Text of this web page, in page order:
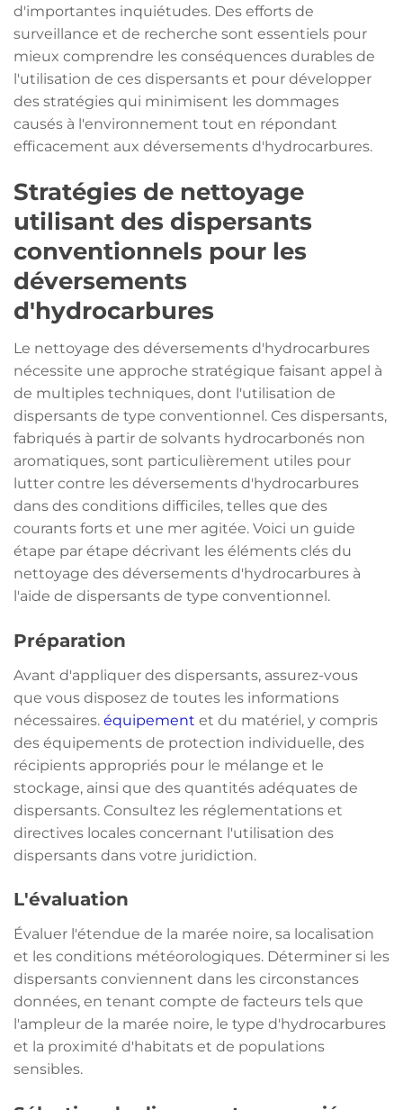
d'importantes inquiétudes. Des efforts de
surveillance et de recherche sont essentiels pour
mieux comprendre les conséquences durables de
l'utilisation de ces dispersants et pour développer
des stratégies qui minimisent les dommages
causés à l'environnement tout en répondant
efficacement aux déversements d'hydrocarbures.
Stratégies de nettoyage
utilisant des dispersants
conventionnels pour les
déversements
d'hydrocarbures
Le nettoyage des déversements d'hydrocarbures
nécessite une approche stratégique faisant appel à
de multiples techniques, dont l'utilisation de
dispersants de type conventionnel. Ces dispersants,
fabriqués à partir de solvants hydrocarbonés non
aromatiques, sont particulièrement utiles pour
lutter contre les déversements d'hydrocarbures
dans des conditions difficiles, telles que des
courants forts et une mer agitée. Voici un guide
étape par étape décrivant les éléments clés du
nettoyage des déversements d'hydrocarbures à
l'aide de dispersants de type conventionnel.
Préparation
Avant d'appliquer des dispersants, assurez-vous
que vous disposez de toutes les informations
nécessaires. équipement et du matériel, y compris
des équipements de protection individuelle, des
récipients appropriés pour le mélange et le
stockage, ainsi que des quantités adéquates de
dispersants. Consultez les réglementations et
directives locales concernant l'utilisation des
dispersants dans votre juridiction.
L'évaluation
Évaluer l'étendue de la marée noire, sa localisation
et les conditions météorologiques. Déterminer si les
dispersants conviennent dans les circonstances
données, en tenant compte de facteurs tels que
l'ampleur de la marée noire, le type d'hydrocarbures
et la proximité d'habitats et de populations
sensibles.